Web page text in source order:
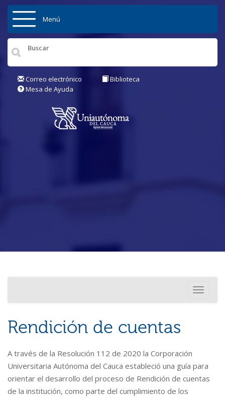
Pasar al contenido principal
Inicio
Institución
Menú
Correo electrónico
Biblioteca
Mesa de Ayuda
Toggle
Rendición de cuentas
A través de la Resolución 112 de 2020 la Corporación
Universitaria Autónoma del Cauca estableció una guía para
orientar el desarrollo del proceso de Rendición de cuentas
de la institución, como parte del cumplimiento de los